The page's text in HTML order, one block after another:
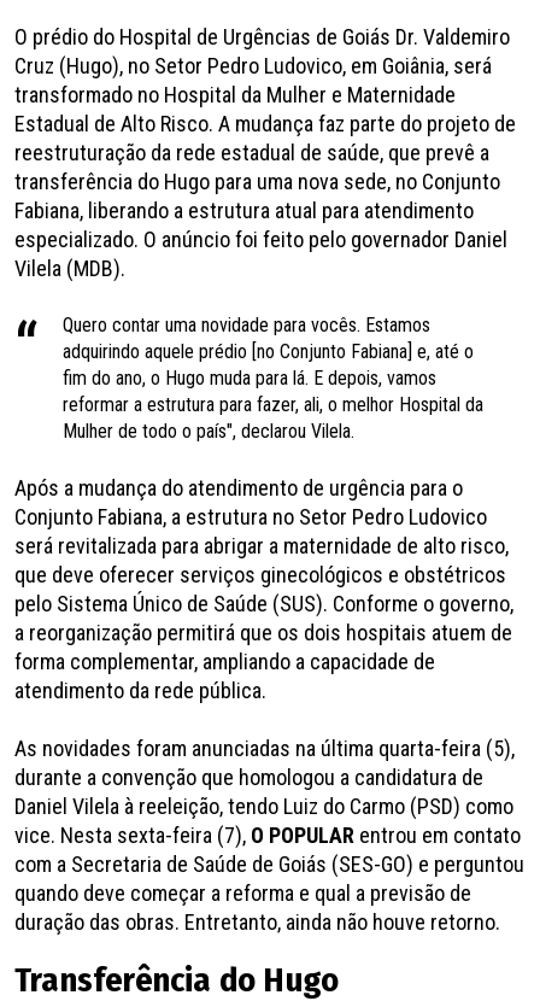
O prédio do Hospital de Urgências de Goiás Dr. Valdemiro
Cruz (Hugo), no Setor Pedro Ludovico, em Goiânia, será
transformado no Hospital da Mulher e Maternidade
Estadual de Alto Risco. A mudança faz parte do projeto de
reestruturação da rede estadual de saúde, que prevê a
transferência do Hugo para uma nova sede, no Conjunto
Fabiana, liberando a estrutura atual para atendimento
especializado. O anúncio foi feito pelo governador Daniel
Vilela (MDB).
Quero contar uma novidade para vocês. Estamos
adquirindo aquele prédio [no Conjunto Fabiana] e, até o
fim do ano, o Hugo muda para lá. E depois, vamos
reformar a estrutura para fazer, ali, o melhor Hospital da
Mulher de todo o país", declarou Vilela.
Após a mudança do atendimento de urgência para o
Conjunto Fabiana, a estrutura no Setor Pedro Ludovico
será revitalizada para abrigar a maternidade de alto risco,
que deve oferecer serviços ginecológicos e obstétricos
pelo Sistema Único de Saúde (SUS). Conforme o governo,
a reorganização permitirá que os dois hospitais atuem de
forma complementar, ampliando a capacidade de
atendimento da rede pública.
As novidades foram anunciadas na última quarta-feira (5),
durante a convenção que homologou a candidatura de
Daniel Vilela à reeleição, tendo Luiz do Carmo (PSD) como
vice. Nesta sexta-feira (7), O POPULAR entrou em contato
com a Secretaria de Saúde de Goiás (SES-GO) e perguntou
quando deve começar a reforma e qual a previsão de
duração das obras. Entretanto, ainda não houve retorno.
Transferência do Hugo